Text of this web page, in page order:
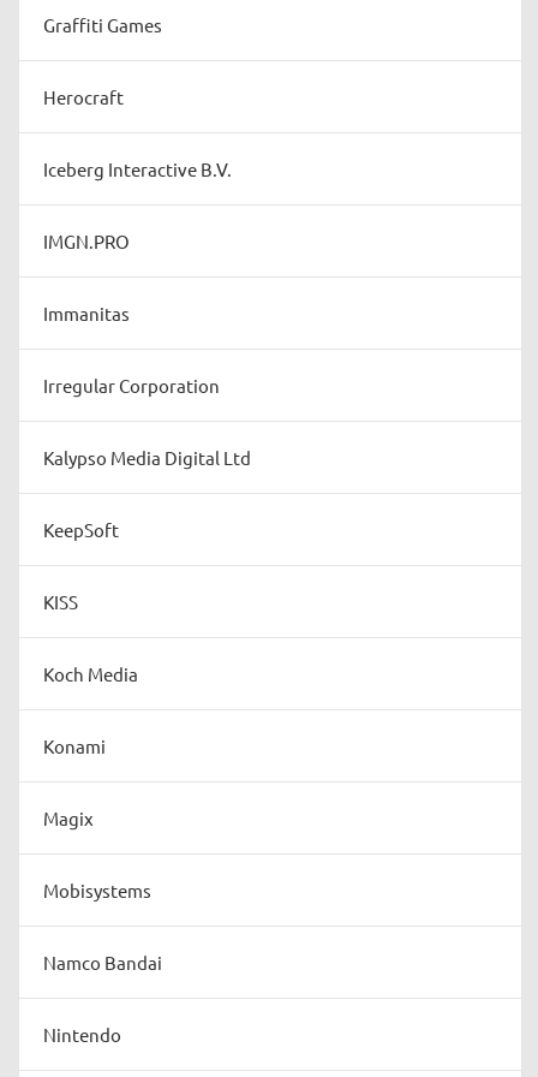
Graffiti Games
Herocraft
Iceberg Interactive B.V.
IMGN.PRO
Immanitas
Irregular Corporation
Kalypso Media Digital Ltd
KeepSoft
KISS
Koch Media
Konami
Magix
Mobisystems
Namco Bandai
Nintendo